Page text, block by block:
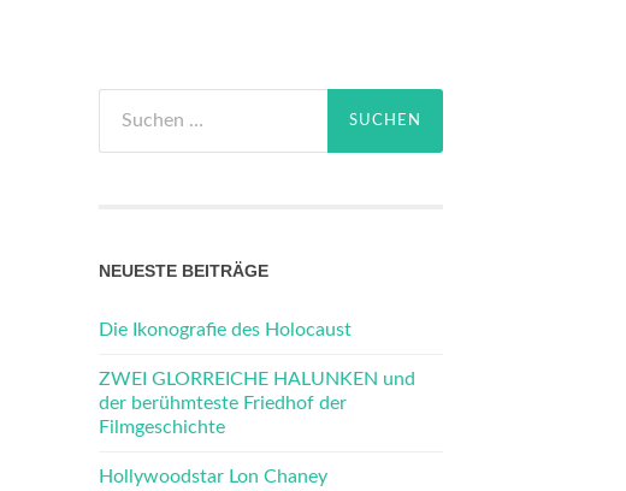
nach:
NEUESTE BEITRÄGE
Die Ikonografie des Holocaust
ZWEI GLORREICHE HALUNKEN und
der berühmteste Friedhof der
Filmgeschichte
Hollywoodstar Lon Chaney